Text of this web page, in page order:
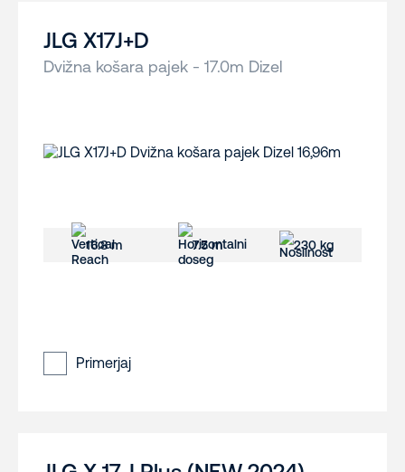
JLG X17J+D
Dvižna košara pajek - 17.0m Dizel
16.8 m 7.5 m 230 kg
Primerjaj